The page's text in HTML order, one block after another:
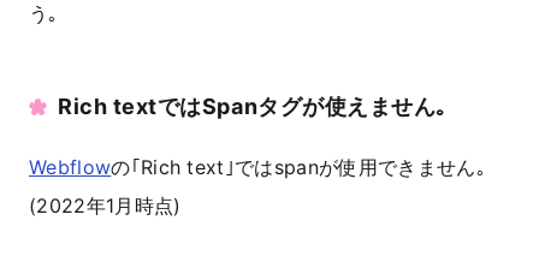
う｡
Rich textではSpanタグが使えません｡
Webflowの｢Rich text｣ではspanが使用できません｡
(2022年1月時点)